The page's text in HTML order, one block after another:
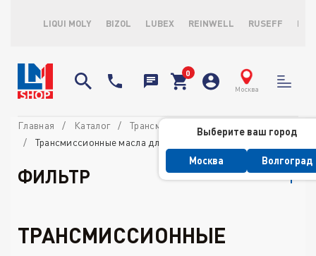
LIQUI MOLY BIZOL LUBEX REINWELL RUSEFF
Москва
Выберите ваш город
Москва Волгоград
Главная Каталог
Трансмиссионные масла и ATF
Трансмиссионные масла для мотоциклов
ФИЛЬТР
ТРАНСМИССИОННЫЕ